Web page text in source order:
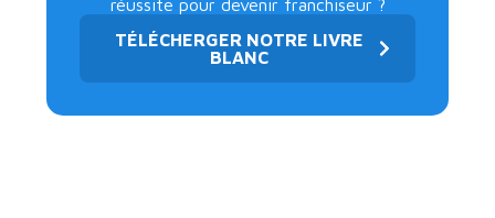
réussite pour devenir franchiseur ?
TÉLÉCHERGER NOTRE LIVRE
BLANC